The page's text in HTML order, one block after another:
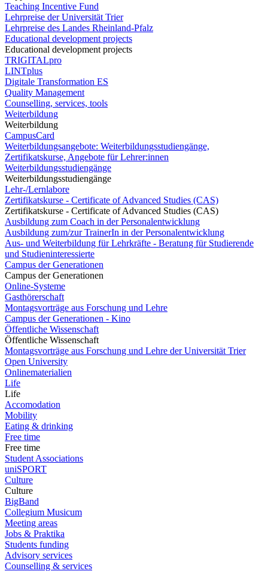
Teaching Incentive Fund
Lehrpreise der Universität Trier
Lehrpreise des Landes Rheinland-Pfalz
Educational development projects
Educational development projects
TRIGITALpro
LINTplus
Digitale Transformation ES
Quality Management
Counselling, services, tools
Weiterbildung
Weiterbildung
CampusCard
Weiterbildungsangebote: Weiterbildungsstudiengänge,
Zertifikatskurse, Angebote für Lehrer:innen
Weiterbildungsstudiengänge
Weiterbildungsstudiengänge
Lehr-/Lernlabore
Zertifikatskurse - Certificate of Advanced Studies (CAS)
Zertifikatskurse - Certificate of Advanced Studies (CAS)
Ausbildung zum Coach in der Personalentwicklung
Ausbildung zum/zur TrainerIn in der Personalentwicklung
Aus- und Weiterbildung für Lehrkräfte - Beratung für Studierende
und Studieninteressierte
Campus der Generationen
Campus der Generationen
Online-Systeme
Gasthörerschaft
Montagsvorträge aus Forschung und Lehre
Campus der Generationen - Kino
Öffentliche Wissenschaft
Öffentliche Wissenschaft
Montagsvorträge aus Forschung und Lehre der Universität Trier
Open University
Onlinematerialien
Life
Life
Accomodation
Mobility
Eating & drinking
Free time
Free time
Student Associations
uniSPORT
Culture
Culture
BigBand
Collegium Musicum
Meeting areas
Jobs & Praktika
Students funding
Advisory services
Counselling & services